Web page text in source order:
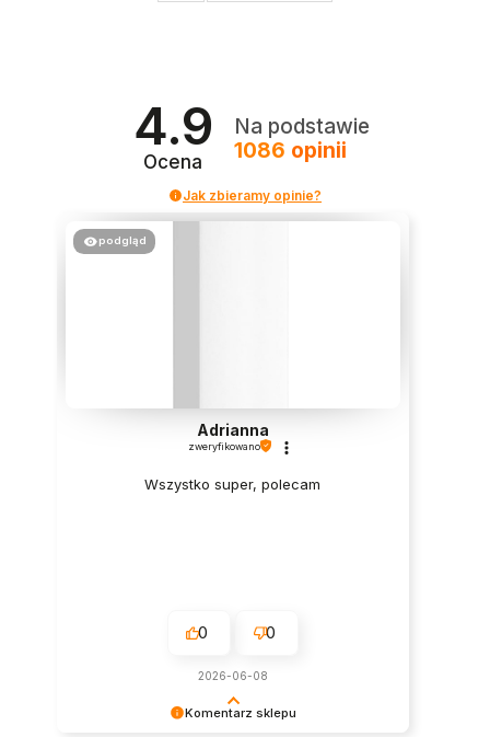
4.9
Ocena
Na podstawie
1086 opinii
Jak zbieramy opinie?
Komentarz sklepu
podgląd
Adrianna
zweryfikowano
Wszystko super, polecam
0 0
2026-06-08